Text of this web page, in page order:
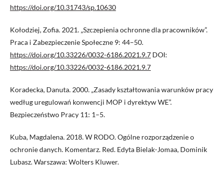
https://doi.org/10.31743/sp.10630
Kołodziej, Zofia. 2021. „Szczepienia ochronne dla pracowników”.
Praca i Zabezpieczenie Społeczne 9: 44–50.
https://doi.org/10.33226/0032-6186.2021.9.7 DOI:
https://doi.org/10.33226/0032-6186.2021.9.7
Koradecka, Danuta. 2000. „Zasady kształtowania warunków pracy
według uregulowań konwencji MOP i dyrektyw WE”.
Bezpieczeństwo Pracy 11: 1–5.
Kuba, Magdalena. 2018. W RODO. Ogólne rozporządzenie o
ochronie danych. Komentarz. Red. Edyta Bielak-Jomaa, Dominik
Lubasz. Warszawa: Wolters Kluwer.